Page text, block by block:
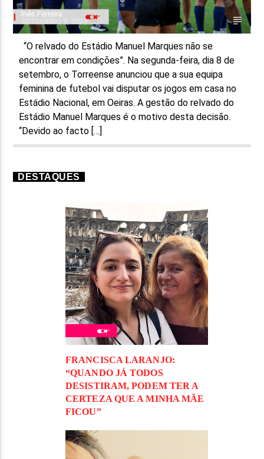
ON FM
Inês Ferreira
SETEMBRO 9, 2025
“O relvado do Estádio Manuel Marques não se
encontrar em condições”. Na segunda-feira, dia 8 de
setembro, o Torreense anunciou que a sua equipa
feminina de futebol vai disputar os jogos em casa no
Estádio Nacional, em Oeiras. A gestão do relvado do
Estádio Manuel Marques é o motivo desta decisão.
“Devido ao facto […]
DESTAQUES
FRANCISCA LARANJO:
“QUANDO JÁ TODOS
DESISTIRAM, PODEM TER A
CERTEZA QUE A MINHA MÃE
FICOU”